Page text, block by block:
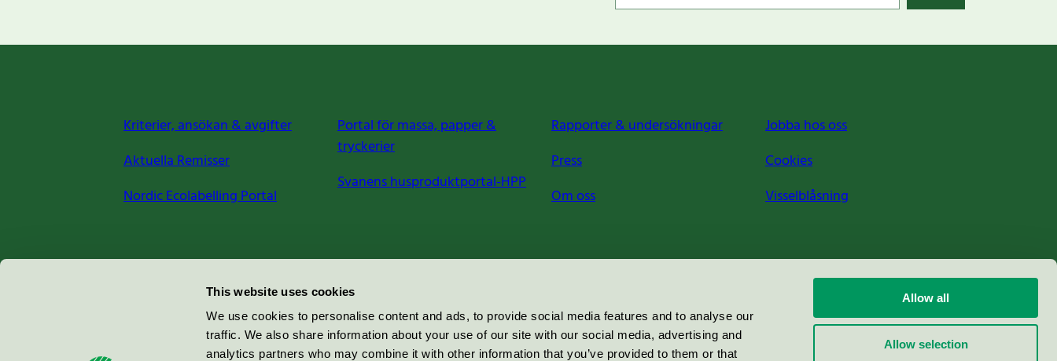
This website uses cookies
We use cookies to personalise content and ads, to provide social media features and to analyse our
traffic. We also share information about your use of our site with our social media, advertising and
analytics partners who may combine it with other information that you’ve provided to them or that
Allow all
Allow selection
Kriterier, ansökan & avgifter
Aktuella Remisser
Nordic Ecolabelling Portal
Portal för massa, papper &
tryckerier
Svanens husproduktportal-HPP
Rapporter & undersökningar
Press
Om oss
Jobba hos oss
Cookies
Visselblåsning
Miljömärkning Sverige AB
100 64